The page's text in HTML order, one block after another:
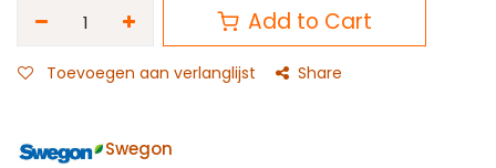
Add to Cart
Toevoegen aan verlanglijst Share
Swegon